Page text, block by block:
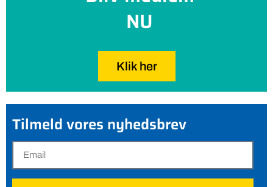
NU
Klik her
Tilmeld vores nyhedsbrev